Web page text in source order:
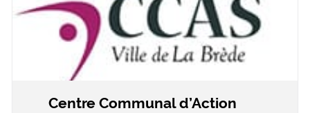
Centre Communal d’Action